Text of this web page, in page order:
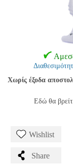
Χωρίς έξοδα
Εδώ θα
Wishlist
Share